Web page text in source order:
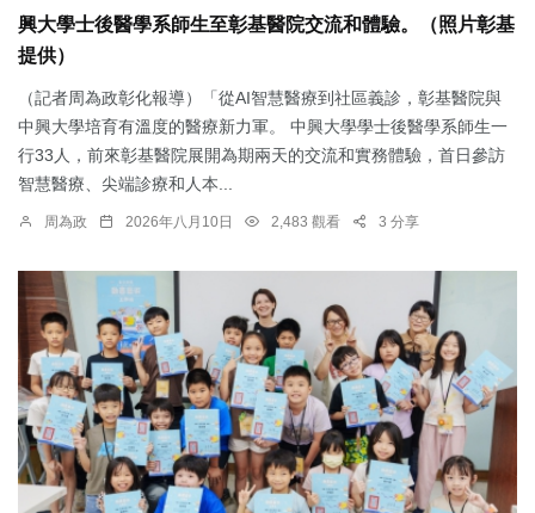
興大學士後醫學系師生至彰基醫院交流和體驗。（照片彰基
提供）
（記者周為政彰化報導）「從AI智慧醫療到社區義診，彰基醫院與
中興大學培育有溫度的醫療新力軍。 中興大學學士後醫學系師生一
行33人，前來彰基醫院展開為期兩天的交流和實務體驗，首日參訪
智慧醫療、尖端診療和人本...
周為政 2026年八月10日 2,483 觀看 3 分享